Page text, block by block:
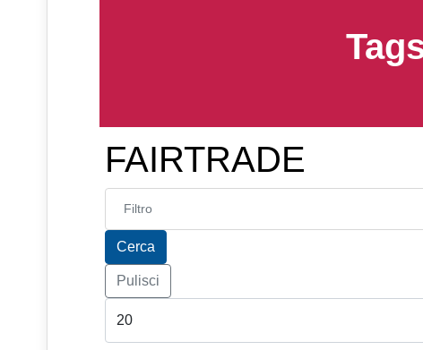
FAIRTRADE
Inserisci parte del titolo
Cerca
Pulisci